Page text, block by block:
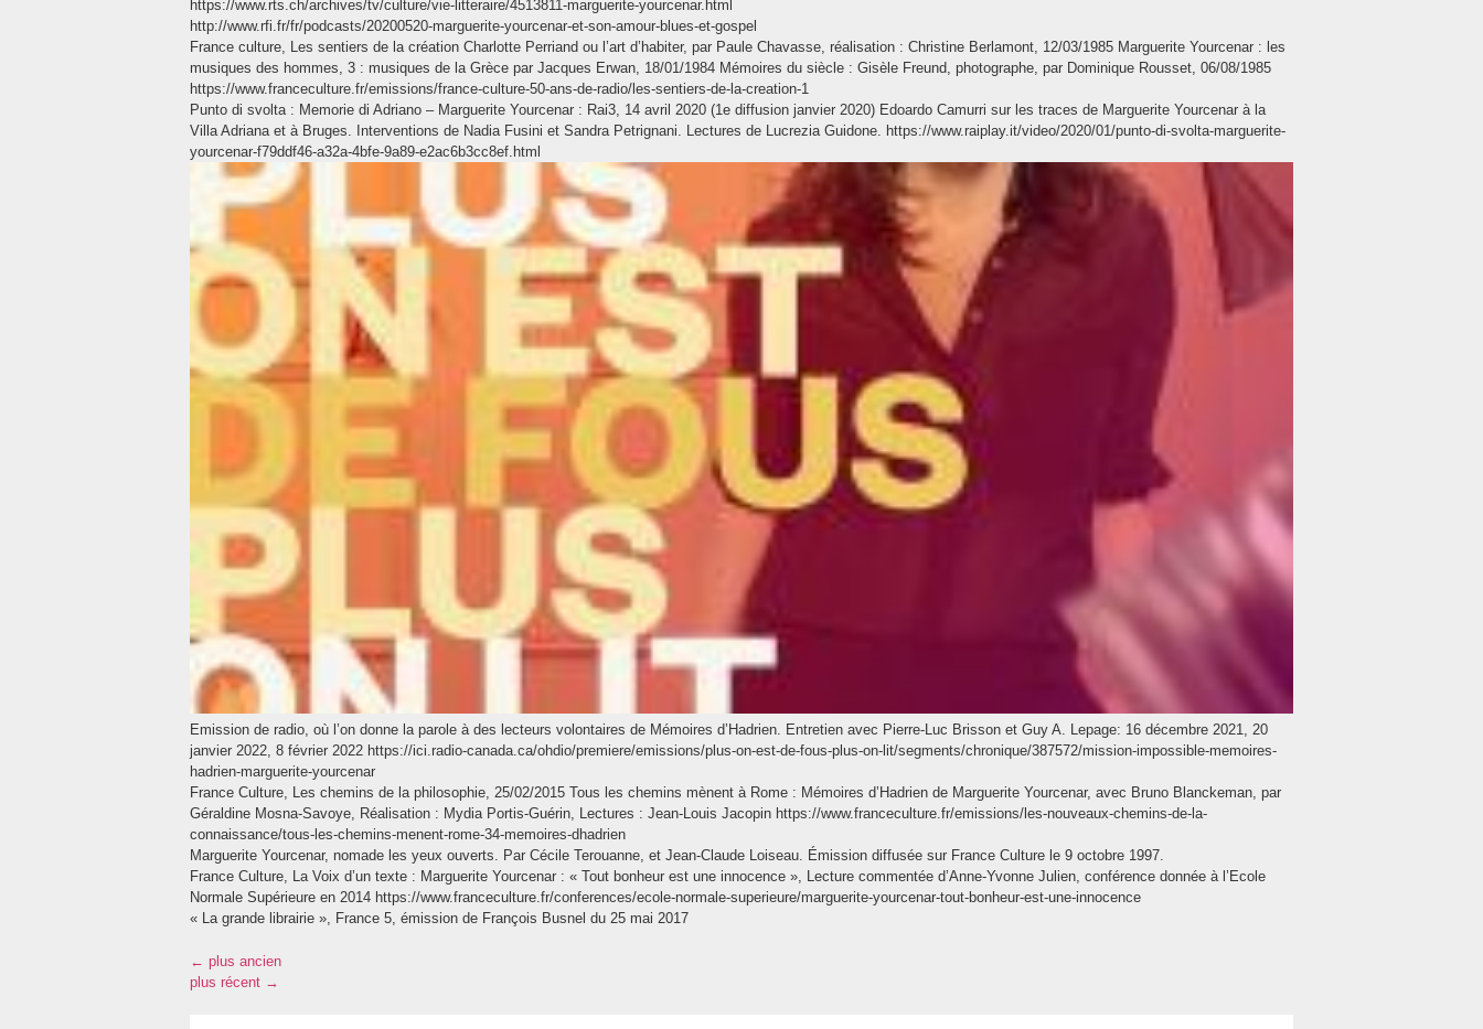
https://www.rts.ch/archives/tv/culture/vie-litteraire/4513811-marguerite-yourcenar.html
http://www.rfi.fr/fr/podcasts/20200520-marguerite-yourcenar-et-son-amour-blues-et-gospel
France culture, Les sentiers de la création Charlotte Perriand ou l’art d’habiter, par Paule Chavasse, réalisation : Christine Berlamont, 12/03/1985 Marguerite Yourcenar : les
musiques des hommes, 3 : musiques de la Grèce par Jacques Erwan, 18/01/1984 Mémoires du siècle : Gisèle Freund, photographe, par Dominique Rousset, 06/08/1985
https://www.franceculture.fr/emissions/france-culture-50-ans-de-radio/les-sentiers-de-la-creation-1
Punto di svolta : Memorie di Adriano – Marguerite Yourcenar : Rai3, 14 avril 2020 (1e diffusion janvier 2020) Edoardo Camurri sur les traces de Marguerite Yourcenar à la
Villa Adriana et à Bruges. Interventions de Nadia Fusini et Sandra Petrignani. Lectures de Lucrezia Guidone. https://www.raiplay.it/video/2020/01/punto-di-svolta-marguerite-
yourcenar-f79ddf46-a32a-4bfe-9a89-e2ac6b3cc8ef.html
Emission de radio, où l’on donne la parole à des lecteurs volontaires de Mémoires d’Hadrien. Entretien avec Pierre-Luc Brisson et Guy A. Lepage: 16 décembre 2021, 20
janvier 2022, 8 février 2022 https://ici.radio-canada.ca/ohdio/premiere/emissions/plus-on-est-de-fous-plus-on-lit/segments/chronique/387572/mission-impossible-memoires-
hadrien-marguerite-yourcenar
France Culture, Les chemins de la philosophie, 25/02/2015 Tous les chemins mènent à Rome : Mémoires d’Hadrien de Marguerite Yourcenar, avec Bruno Blanckeman, par
Géraldine Mosna-Savoye, Réalisation : Mydia Portis-Guérin, Lectures : Jean-Louis Jacopin https://www.franceculture.fr/emissions/les-nouveaux-chemins-de-la-
connaissance/tous-les-chemins-menent-rome-34-memoires-dhadrien
Marguerite Yourcenar, nomade les yeux ouverts. Par Cécile Terouanne, et Jean-Claude Loiseau. Émission diffusée sur France Culture le 9 octobre 1997.
France Culture, La Voix d’un texte : Marguerite Yourcenar : « Tout bonheur est une innocence », Lecture commentée d’Anne-Yvonne Julien, conférence donnée à l’Ecole
Normale Supérieure en 2014 https://www.franceculture.fr/conferences/ecole-normale-superieure/marguerite-yourcenar-tout-bonheur-est-une-innocence
« La grande librairie », France 5, émission de François Busnel du 25 mai 2017
← plus ancien
plus récent →